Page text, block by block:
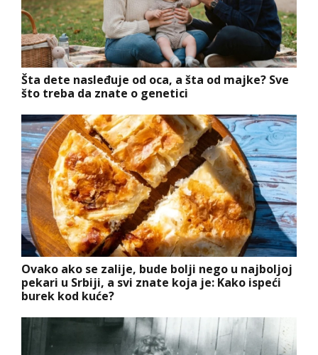
Šta dete nasleđuje od oca, a šta od majke? Sve
što treba da znate o genetici
Ovako ako se zalije, bude bolji nego u najboljoj
pekari u Srbiji, a svi znate koja je: Kako ispeći
burek kod kuće?